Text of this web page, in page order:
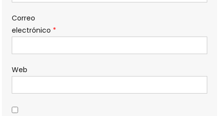
Correo
electrónico *
Web